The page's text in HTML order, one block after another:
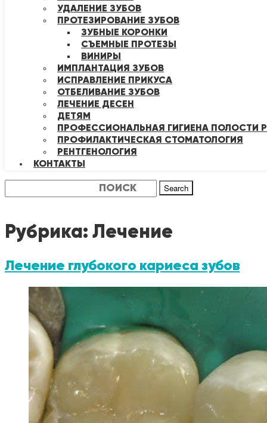
УДАЛЕНИЕ ЗУБОВ
ПРОТЕЗИРОВАНИЕ ЗУБОВ
ЗУБНЫЕ КОРОНКИ
СЪЕМНЫЕ ПРОТЕЗЫ
ВИНИРЫ
ИМПЛАНТАЦИЯ ЗУБОВ
ИСПРАВЛЕНИЕ ПРИКУСА
ОТБЕЛИВАНИЕ ЗУБОВ
ЛЕЧЕНИЕ ДЕСЕН
ДЕТЯМ
ПРОФЕССИОНАЛЬНАЯ ГИГИЕНА ПОЛОСТИ
ПРОФИЛАКТИЧЕСКАЯ СТОМАТОЛОГИЯ
РЕНТГЕНОЛОГИЯ
КОНТАКТЫ
Search
Рубрика: Лечение
Лечение глубокого кариеса зубов